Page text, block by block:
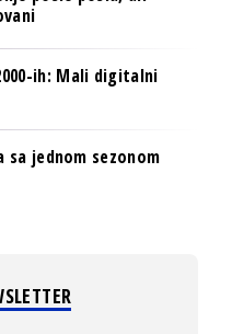
ih: Mali digitalni
jednom sezonom